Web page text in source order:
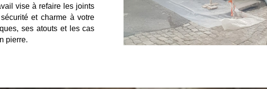
vise à refaire les joints
et charme à votre
ses atouts et les cas
pierre.